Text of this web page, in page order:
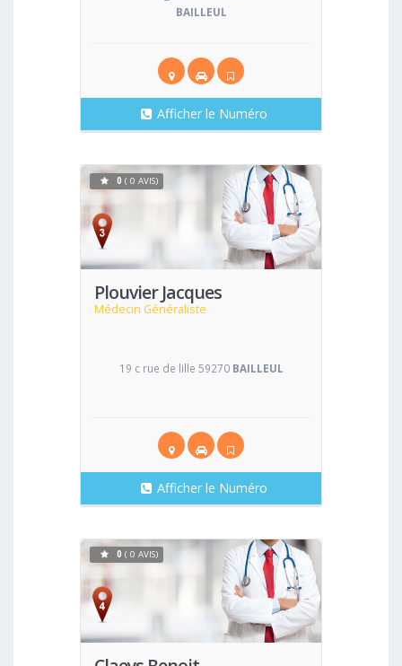
BAILLEUL
Afficher le Numéro
Plouvier Jacques
Médecin Généraliste
Voir
0 ( 0 AVIS)
19 c rue de lille 59270 BAILLEUL
Afficher le Numéro
Voir
0 ( 0 AVIS)